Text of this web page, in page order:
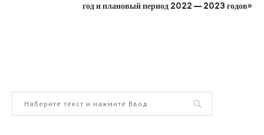
год и плановый период 2022 — 2023 годов»